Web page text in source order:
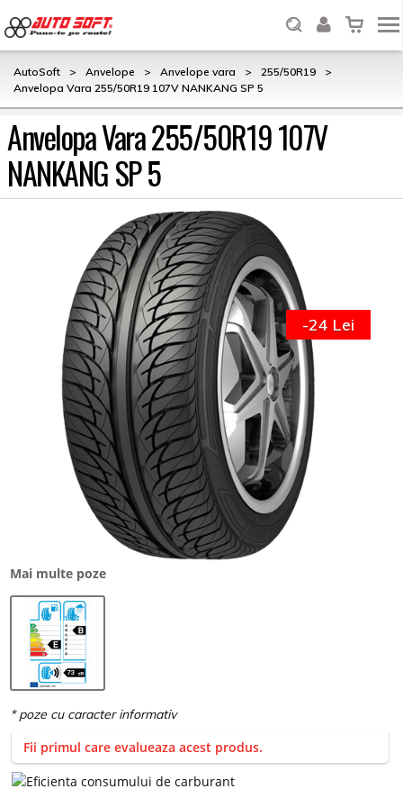
AutoSoft > Anvelope > Anvelope vara > 255/50R19
>
Anvelopa Vara 255/50R19 107V NANKANG SP 5
Anvelopa Vara 255/50R19 107V
NANKANG SP 5
Mai multe poze
-24 Lei
Fii primul care evalueaza acest produs.